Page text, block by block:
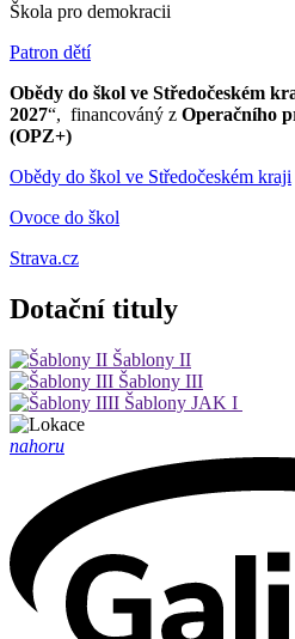
Škola pro demokracii
Patron dětí
Obědy do škol ve Středočeském
2027“, financováný z Operačního
(OPZ+)
Obědy do škol ve Středočeském kraji
Ovoce do škol
Strava.cz
Dotační tituly
Šablony II
Šablony III
Šablony JAK I
nahoru